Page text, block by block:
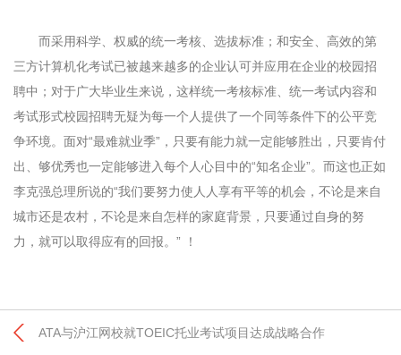
而采用科学、权威的统一考核、选拔标准；和安全、高效的第
三方计算机化考试已被越来越多的企业认可并应用在企业的校园招
聘中；对于广大毕业生来说，这样统一考核标准、统一考试内容和
考试形式校园招聘无疑为每一个人提供了一个同等条件下的公平竞
争环境。面对“最难就业季”，只要有能力就一定能够胜出，只要肯付
出、够优秀也一定能够进入每个人心目中的“知名企业”。而这也正如
李克强总理所说的“我们要努力使人人享有平等的机会，不论是来自
城市还是农村，不论是来自怎样的家庭背景，只要通过自身的努
力，就可以取得应有的回报。” ！
ATA与沪江网校就TOEIC托业考试项目达成战略合作